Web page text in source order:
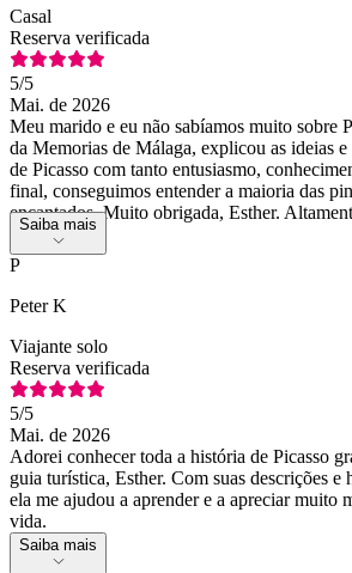
Casal
Reserva verificada
5/5
Mai. de 2026
Meu marido e eu não sabíamos muito sobre
da Memorias de Málaga, explicou as ideias
de Picasso com tanto entusiasmo,
final, conseguimos entender a maioria das
encantados. Muito obrigada, Esther.
Saiba mais
P
Peter K
Viajante solo
Reserva verificada
5/5
Mai. de 2026
Adorei conhecer toda a história de Picasso
guia turística, Esther. Com suas descrições e
ela me ajudou a aprender e a apreciar muito
vida.
Saiba mais